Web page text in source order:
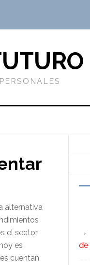
alternativa
el sector
es
cuentan
de